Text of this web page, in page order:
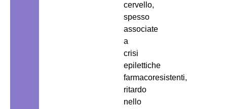
cervello,
spesso
associate
a
crisi
epilettiche
farmacoresistenti,
ritardo
nello